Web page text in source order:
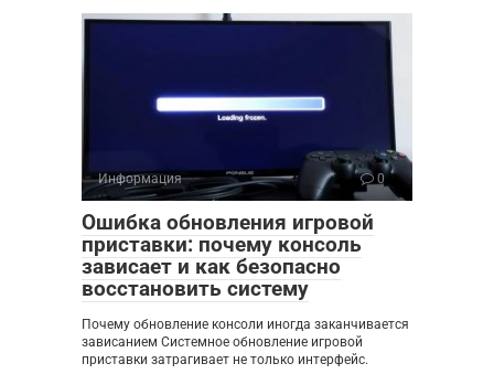
Информация 0
Ошибка обновления игровой
приставки: почему консоль
зависает и как безопасно
восстановить систему
Почему обновление консоли иногда заканчивается
зависанием Системное обновление игровой
приставки затрагивает не только интерфейс.